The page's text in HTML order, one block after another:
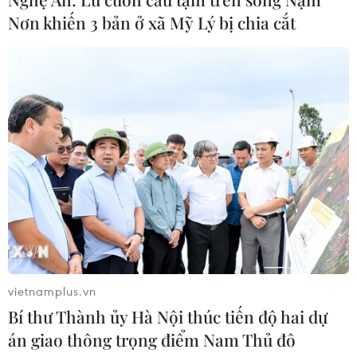
Chủ tịch Liên đoàn Bóng đá thế giới
chịu sức ép chưa từng có
Futsal Việt Nam bất bại sau trận hòa
khó tin trước chủ nhà Thái Lan
06/08/2026 02:38
Toàn cảnh ASEAN Cup: Thái
Lan "thắng như chẻ tre", thách thức
tuyển Việt Nam
05/08/2026 07:15
Nhận định Philippines vs
Nơn khiến 3 bản ở xã Mỹ Lý bị chia cắt
vietnamplus.vn
Bí thư Thành ủy Hà Nội thúc tiến độ hai dự
án giao thông trọng điểm Nam Thủ đô